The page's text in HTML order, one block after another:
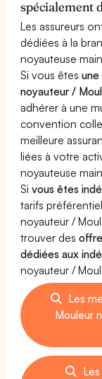
spécialement
Les assureurs
dédiées à la
noyauteuse
Si vous êtes
noyauteur /
adhérer à une
convention
meilleure
liées à votre
noyauteuse
Sivous êtes
tarifs
noyauteur /
trouver des
dédiées aux
noyauteur /
Les
Mouleur